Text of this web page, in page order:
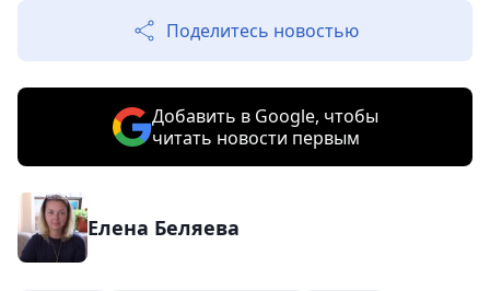
Поделитесь новостью
Добавить в Google, чтобы
читать новости первым
Елена Беляева